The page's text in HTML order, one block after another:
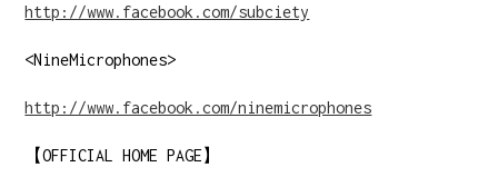
http://www.facebook.com/subciety
<NineMicrophones>
http://www.facebook.com/ninemicrophones
【OFFICIAL HOME PAGE】